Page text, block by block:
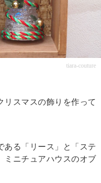
tiara-couture
リスマスの飾りを作って
ある「リース」と「ステ
ミニチュアハウスのオブ